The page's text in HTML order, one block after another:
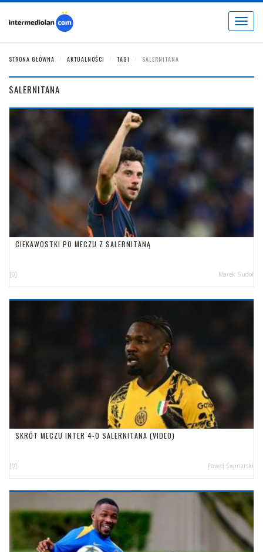
Toggle
STRONA GŁÓWNA AKTUALNOŚCI TAGI SALERNITANA
SALERNITANA
CIEKAWOSTKI PO MECZU Z SALERNITANĄ
[0] Marek Sudoł
SKRÓT MECZU INTER 4-0 SALERNITANA (VIDEO)
[0] Paweł Świnarski